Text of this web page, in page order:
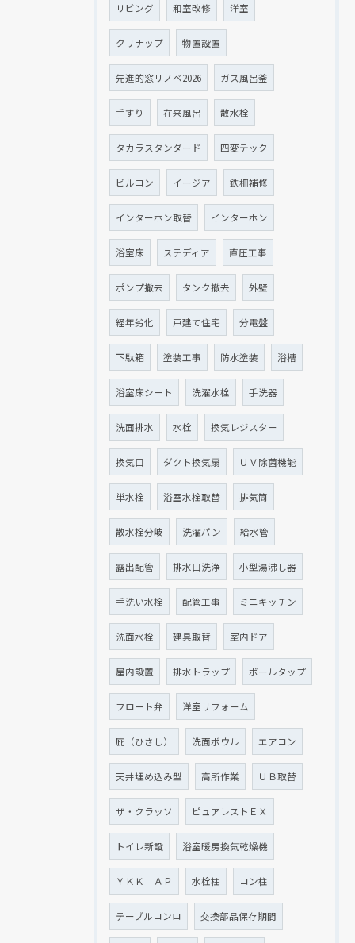
リビング 和室改修 洋室
クリナップ 物置設置
先進的窓リノベ2026 ガス風呂釜
手すり 在来風呂 散水栓
タカラスタンダード 四変テック
ビルコン イージア 鉄柵補修
インターホン取替 インターホン
浴室床 ステディア 直圧工事
ポンプ撤去 タンク撤去 外壁
経年劣化 戸建て住宅 分電盤
下駄箱 塗装工事 防水塗装 浴槽
浴室床シート 洗濯水栓 手洗器
洗面排水 水栓 換気レジスター
換気口 ダクト換気扇 ＵＶ除菌機能
単水栓 浴室水栓取替 排気筒
散水栓分岐 洗濯パン 給水管
露出配管 排水口洗浄 小型湯沸し器
手洗い水栓 配管工事 ミニキッチン
洗面水栓 建具取替 室内ドア
屋内設置 排水トラップ ボールタップ
フロート弁 洋室リフォーム
庇（ひさし） 洗面ボウル エアコン
天井埋め込み型 高所作業 ＵＢ取替
ザ・クラッソ ピュアレストＥＸ
トイレ新設 浴室暖房換気乾燥機
ＹＫＫ ＡＰ 水栓柱 コン柱
テーブルコンロ 交換部品保存期間